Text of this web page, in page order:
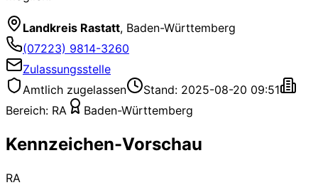
Landkreis Rastatt, Baden-Württemberg
(07223) 9814-3260
Zulassungsstelle
Amtlich zugelassen
Stand: 2025-08-20 09:51
Bereich: RA Baden-Württemberg
Kennzeichen-Vorschau
RA